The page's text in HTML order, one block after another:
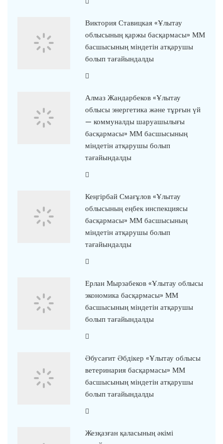
Виктория Ставицкая «Ұлытау
облысының қаржы басқармасы» ММ
басшысының міндетін атқарушы
болып тағайындалды
Алмаз Жандарбеков «Ұлытау
облысы энергетика және тұрғын үй
— коммуналды шаруашылығы
басқармасы» ММ басшысының
міндетін атқарушы болып
тағайындалды
Кеңгірбай Смағұлов «Ұлытау
облысының еңбек инспекциясы
басқармасы» ММ басшысының
міндетін атқарушы болып
тағайындалды
Ерлан Мырзабеков «Ұлытау облысы
экономика басқармасы» ММ
басшысының міндетін атқарушы
болып тағайындалды
Әбусағит Әбдікер «Ұлытау облысы
ветеринария басқармасы» ММ
басшысының міндетін атқарушы
болып тағайындалды
Жезқазған қаласының әкімі